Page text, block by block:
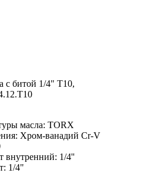
с битой 1/4" T10,
масла: TORX
Хром-ванадий Cr-V
внутренний: 1/4''
1/4"